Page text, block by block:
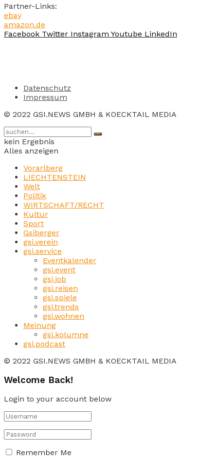
Partner-Links:
ebay
amazon.de
Facebook Twitter Instagram Youtube LinkedIn
Datenschutz
Impressum
© 2022 GSI.NEWS GMBH & KOECKTAIL MEDIA
kein Ergebnis
Alles anzeigen
Vorarlberg
LIECHTENSTEIN
Welt
Politik
WIRTSCHAFT/RECHT
Kultur
Sport
Gsiberger
gsi.verein
gsi.service
Eventkalender
gsi.event
gsi.job
gsi.reisen
gsi.spiele
gsi.trends
gsi.wohnen
Meinung
gsi.kolumne
gsi.podcast
© 2022 GSI.NEWS GMBH & KOECKTAIL MEDIA
Welcome Back!
Login to your account below
Remember Me